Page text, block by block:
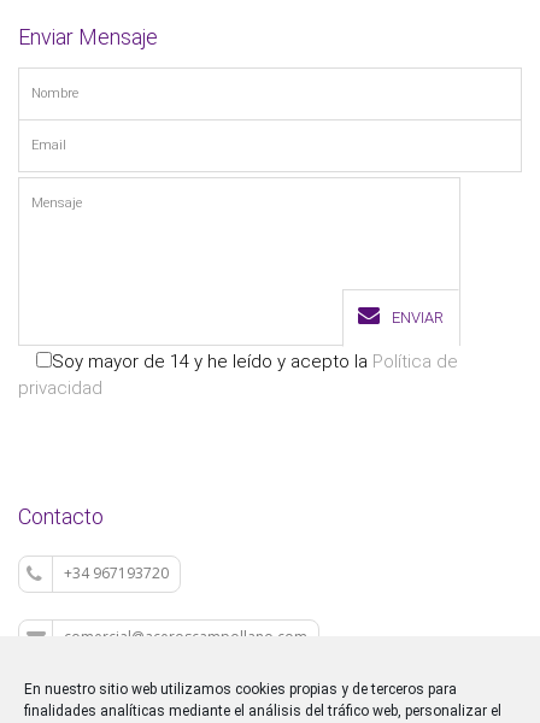
En nuestro sitio web utilizamos cookies propias y de terceros para
finalidades analíticas mediante el análisis del tráfico web, personalizar el
Enviar Mensaje
ENVIAR
Soy mayor de 14 y he leído y acepto la Política de
privacidad
Contacto
+34 967193720
comercial@aceroscampollano.com
P.I. CAMPOLLANO C/M 5